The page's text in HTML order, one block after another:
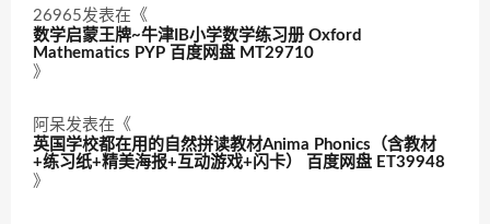
26965发表在《
数学启蒙王牌~牛津IB小学数学练习册 Oxford
Mathematics PYP 百度网盘 MT29710
》
阿呆发表在《
英国学校都在用的自然拼读教材Anima Phonics（含教材
+练习纸+精美海报+互动游戏+闪卡） 百度网盘 ET39948
》